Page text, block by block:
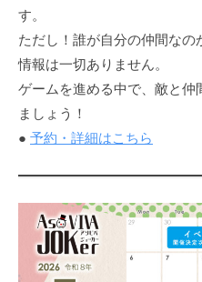
す。
ただし！誰が自分の仲間なの
情報は一切ありません。
ゲームを進める中で、敵と仲
ましょう！
● 予約・詳細はこちら